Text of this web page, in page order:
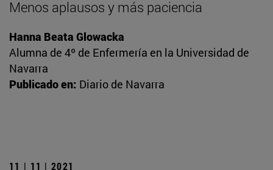
Menos aplausos y más paciencia
Hanna Beata Glowacka
Alumna de 4º de Enfermería en la Universidad de
Navarra
Publicado en: Diario de Navarra
11 | 11 | 2021